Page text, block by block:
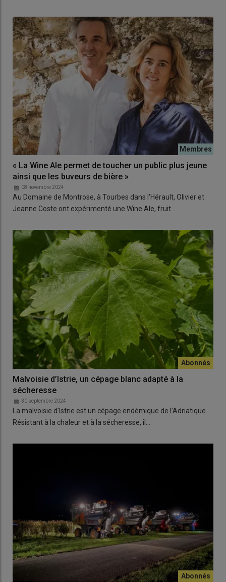
« La Wine Ale permet de toucher un public plus jeune
ainsi que les buveurs de bière »
08 novembre 2024
Au Domaine de Montrose, à Tourbes dans l’Hérault, Olivier et
Jeanne Coste ont expérimenté une Wine Ale, fruit…
Malvoisie d’Istrie, un cépage blanc adapté à la
sécheresse
30 septembre 2024
La malvoisie d’Istrie est un cépage endémique de l’Adriatique.
Résistant à la chaleur et à la sécheresse, il…